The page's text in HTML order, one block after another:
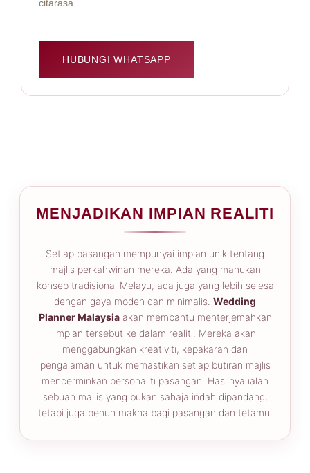
citarasa.
HUBUNGI WHATSAPP
MENJADIKAN IMPIAN REALITI
Setiap pasangan mempunyai impian unik tentang
majlis perkahwinan mereka. Ada yang mahukan
konsep tradisional Melayu, ada juga yang lebih selesa
dengan gaya moden dan minimalis. Wedding
Planner Malaysiaakan membantu menterjemahkan
impian tersebut ke dalam realiti. Mereka akan
menggabungkan kreativiti, kepakaran dan
pengalaman untuk memastikan setiap butiran majlis
mencerminkan personaliti pasangan. Hasilnya ialah
sebuah majlis yang bukan sahaja indah dipandang,
tetapi juga penuh makna bagi pasangan dan tetamu.